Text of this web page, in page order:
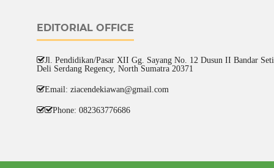
EDITORIAL OFFICE
Jl. Pendidikan/Pasar XII Gg. Sayang No. 12 Dusun II Bandar
Deli Serdang Regency, North Sumatra 20371
Email: ziacendekiawan@gmail.com
Phone: 082363776686